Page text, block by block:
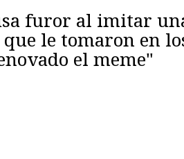
furor al imitar
le tomaron en
el meme"